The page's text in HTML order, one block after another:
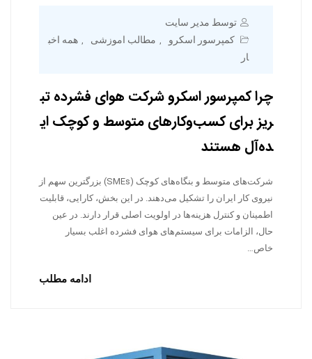
توسط مدیر سایت
کمپرسور اسکرو
, مطالب اموزشی , همه اخب
ار
چرا کمپرسور اسکرو شرکت هوای فشرده تب
ریز برای کسب‌وکارهای متوسط و کوچک ای
ده‌آل هستند
شرکت‌های متوسط و بنگاه‌های کوچک (SMEs) بزرگترین سهم از
نیروی کار ایران را تشکیل می‌دهند. در این بخش، کارایی، قابلیت
اطمینان و کنترل هزینه‌ها در اولویت اصلی قرار دارند. در عین
حال، الزامات برای سیستم‌های هوای فشرده اغلب بسیار
خاص…
ادامه مطلب